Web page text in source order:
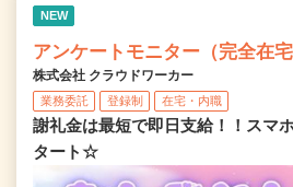
NEW
アンケートモニター（完全在宅
株式会社 クラウドワーカー
業務委託 登録制 在宅・内職
謝礼金は最短で即日支給！！スマ
タート☆